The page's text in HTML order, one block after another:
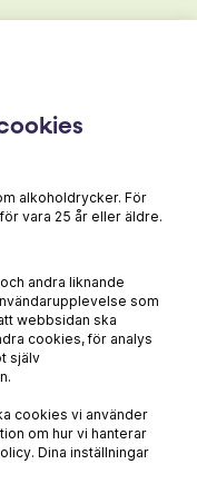
alkoholdrycker. För
vara 25 år eller äldre.
andra liknande
som
webbsidan ska
cookies, för analys
själv
cookies vi använder
om hur vi hanterar
Dina inställningar